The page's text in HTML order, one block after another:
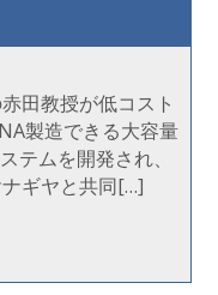
田教授が低コスト
製造できる大容量
テムを開発され、
ギヤと共同[…]